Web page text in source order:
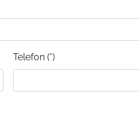
Telefon (*)